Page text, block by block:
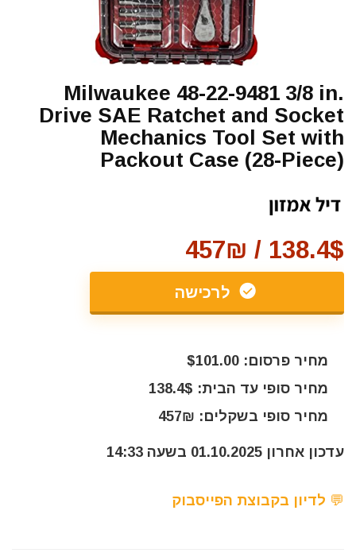
Milwaukee 48-22-9481 3/8 in.
Drive SAE Ratchet and Socket
Mechanics Tool Set with
Packout Case (28-Piece)
138.4$ / 457₪
לרכישה
מחיר פרסום: $101.00
מחיר סופי עד הבית: 138.4$
מחיר סופי בשקלים: 457₪
עדכון אחרון 01.10.2025 בשעה 14:33
💬 לדיון בקבוצת הפייסבוק